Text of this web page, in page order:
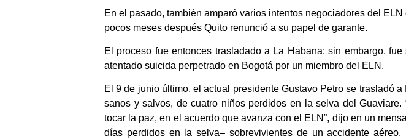
En el pasado, también amparó varios intentos negociadores del
pocos meses después Quito renunció a su papel de garante.
El proceso fue entonces trasladado a La Habana; sin embargo,
atentado suicida perpetrado en Bogotá por un miembro del ELN.
El 9 de junio último, el actual presidente Gustavo Petro se trasladó
sanos y salvos, de cuatro niños perdidos en la selva del
tocar la paz, en el acuerdo que avanza con el ELN”, dijo en un
días perdidos en la selva– sobrevivientes de un accidente